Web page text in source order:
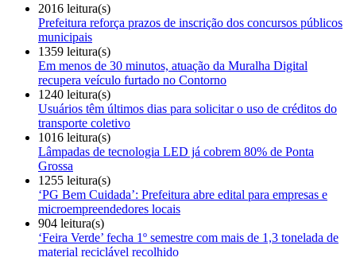
2016 leitura(s)
Prefeitura reforça prazos de inscrição dos concursos públicos
municipais
1359 leitura(s)
Em menos de 30 minutos, atuação da Muralha Digital
recupera veículo furtado no Contorno
1240 leitura(s)
Usuários têm últimos dias para solicitar o uso de créditos do
transporte coletivo
1016 leitura(s)
Lâmpadas de tecnologia LED já cobrem 80% de Ponta
Grossa
1255 leitura(s)
‘PG Bem Cuidada’: Prefeitura abre edital para empresas e
microempreendedores locais
904 leitura(s)
‘Feira Verde’ fecha 1º semestre com mais de 1,3 tonelada de
material reciclável recolhido